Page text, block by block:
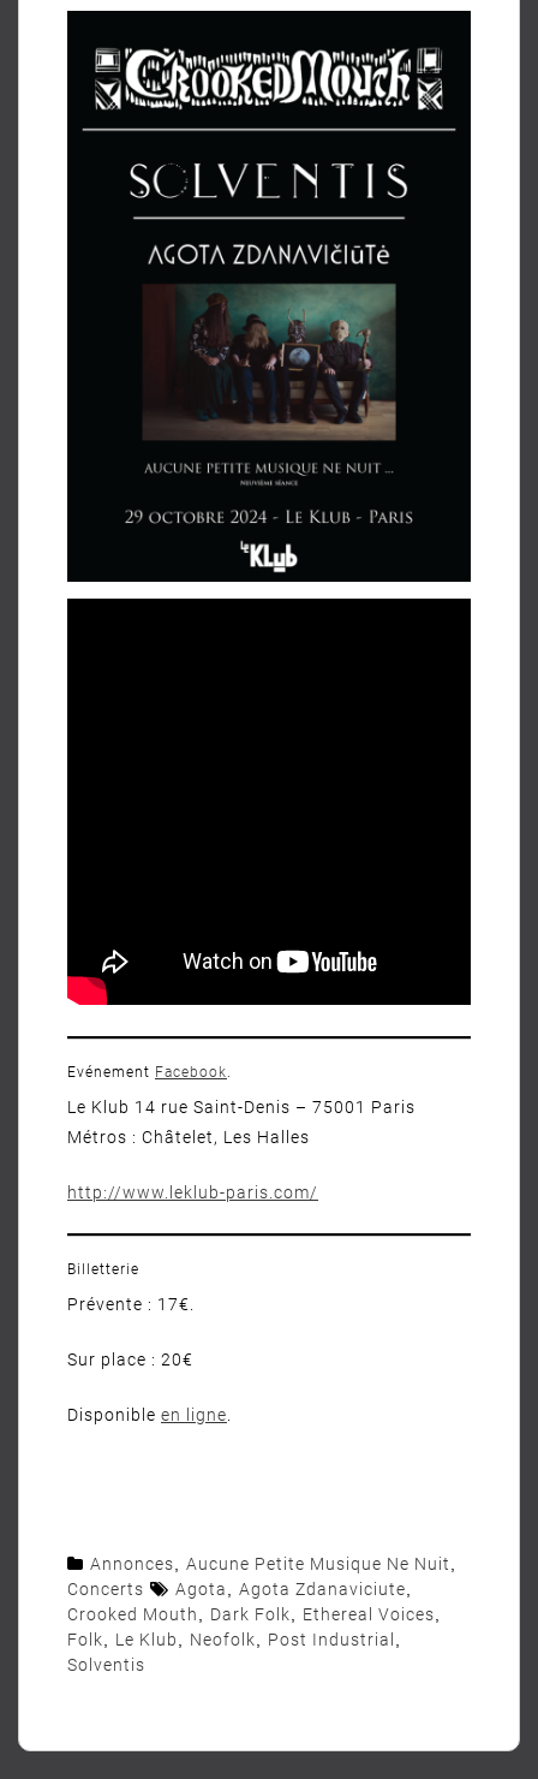
Evénement Facebook.
Le Klub 14 rue Saint-Denis – 75001 Paris
Métros : Châtelet, Les Halles
http://www.leklub-paris.com/
Billetterie
Prévente : 17€.
Sur place : 20€
Disponible en ligne
Annonces Aucune Petite Musique Ne Nuit
Concerts
Agota Agota Zdanaviciute
Crooked Mouth
Dark Folk Ethereal Voices
Folk
Le Klub Neofolk Post Industrial
Solventis